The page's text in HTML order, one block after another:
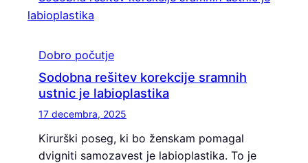
Dobro počutje
Sodobna rešitev korekcije sramnih
ustnic je labioplastika
17 decembra, 2025
Kirurški poseg, ki bo ženskam pomagal
dvigniti samozavest je labioplastika. To je